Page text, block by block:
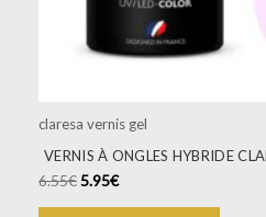
claresa vernis gel
VERNIS À ONGLES HYBRIDE
6.55€5.95€